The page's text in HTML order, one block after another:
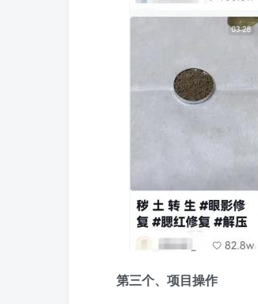
第三个、项目操作